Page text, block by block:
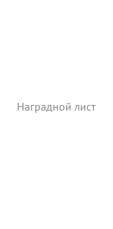
Наградной лист